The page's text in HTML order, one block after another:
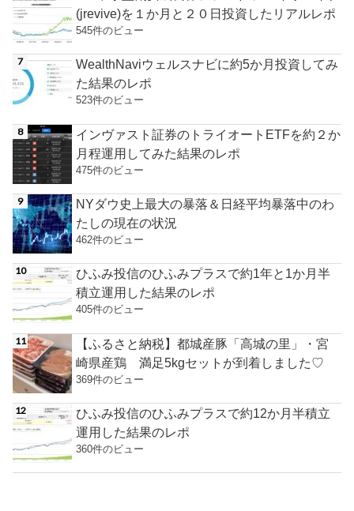
(jrevive)を１か月と２０日投資したリアルレポ
545件のビュー
WealthNaviウェルスナビに約5か月投資してみ
た結果のレポ
523件のビュー
インヴァスト証券のトライオートETFを約２か
月程運用してみた結果のレポ
475件のビュー
NYダウ史上最大の暴落＆日経平均暴落中のわ
たしの現在の状況
462件のビュー
ひふみ投信のひふみプラスで約1年と1か月半
積立運用した結果のレポ
405件のビュー
【ふるさと納税】都城産豚「高城の里」・宮
崎県産鶏 満足5kgセットが到着しました♡
369件のビュー
ひふみ投信のひふみプラスで約12か月半積立
運用した結果のレポ
360件のビュー